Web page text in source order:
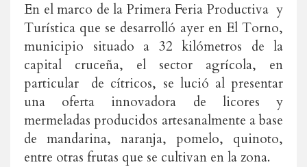
En el marco de la Primera Feria Productiva y
Turística que se desarrolló ayer en El Torno,
municipio situado a 32 kilómetros de la
capital cruceña, el sector agrícola, en
particular de cítricos, se lució al presentar
una oferta innovadora de licores y
mermeladas producidos artesanalmente a base
de mandarina, naranja, pomelo, quinoto,
entre otras frutas que se cultivan en la zona.